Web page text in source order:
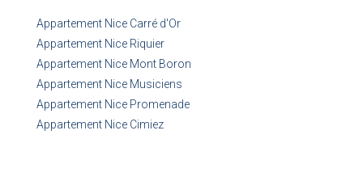
Appartement Nice Carré d'Or
Appartement Nice Riquier
Appartement Nice Mont Boron
Appartement Nice Musiciens
Appartement Nice Promenade
Appartement Nice Cimiez